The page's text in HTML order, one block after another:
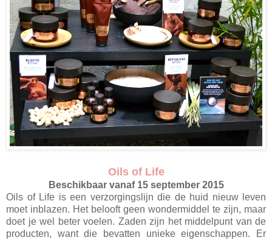
Oils of Life
Beschikbaar vanaf 15 september 2015
Oils of Life is een verzorgingslijn die de huid nieuw leven
moet inblazen. Het belooft geen wondermiddel te zijn, maar
doet je wel beter voelen. Zaden zijn het middelpunt van de
producten, want die bevatten unieke eigenschappen. Er